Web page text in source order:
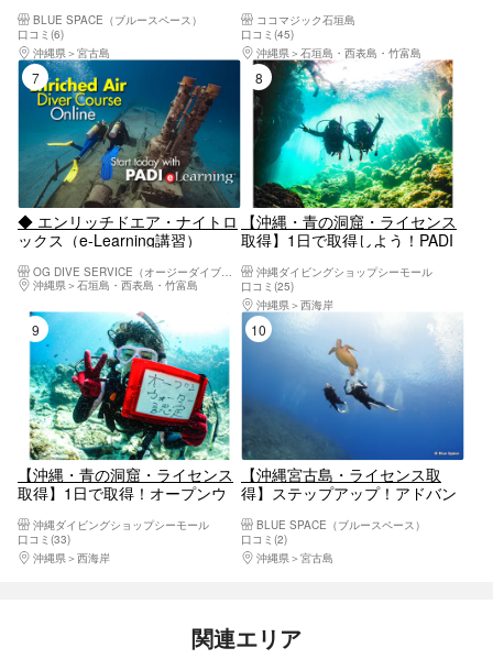
日間プラン
BLUE SPACE（ブルースペース）
口コミ(6)
沖縄県
宮古島
気エリアで取得しよう！
ココマジック石垣島
口コミ(45)
沖縄県
石垣島・西表島・竹富島
7位
◆ エンリッチドエア・ナイトロ
ックス（e-Learning講習）
OG DIVE SERVICE（オージーダイブサービス）
沖縄県
石垣島・西表島・竹富島
8位
【沖縄・青の洞窟・ライセンス
取得】1日で取得しよう！PADI
沖縄ダイビングショップシーモール
口コミ(25)
沖縄県
西海岸
9位
【沖縄・青の洞窟・ライセンス
取得】1日で取得！オープンウ
沖縄ダイビングショップシーモール
口コミ(33)
沖縄県
西海岸
10位
【沖縄宮古島・ライセンス取
得】ステップアップ！アドバン
プラン
BLUE SPACE（ブルースペース）
口コミ(2)
沖縄県
宮古島
関連エリア